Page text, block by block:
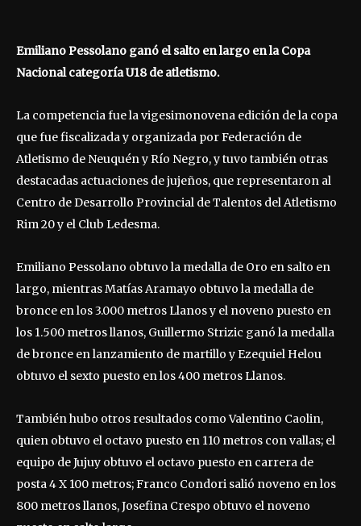
Emiliano Pessolano ganó el salto en largo en la Copa
Nacional categoría U18 de atletismo.
La competencia fue la vigesimonovena edición de la copa
que fue fiscalizada y organizada por Federación de
Atletismo de Neuquén y Río Negro, y tuvo también otras
destacadas actuaciones de jujeños, que representaron al
Centro de Desarrollo Provincial de Talentos del Atletismo
Rim 20 y el Club Ledesma.
Emiliano Pessolano obtuvo la medalla de Oro en salto en
largo, mientras Matías Aramayo obtuvo la medalla de
bronce en los 3.000 metros Llanos y el noveno puesto en
los 1.500 metros llanos, Guillermo Strizic ganó la medalla
de bronce en lanzamiento de martillo y Ezequiel Helou
obtuvo el sexto puesto en los 400 metros Llanos.
También hubo otros resultados como Valentino Caolin,
quien obtuvo el octavo puesto en 110 metros con vallas; el
equipo de Jujuy obtuvo el octavo puesto en carrera de
posta 4 X 100 metros; Franco Condori salió noveno en los
800 metros llanos, Josefina Crespo obtuvo el noveno